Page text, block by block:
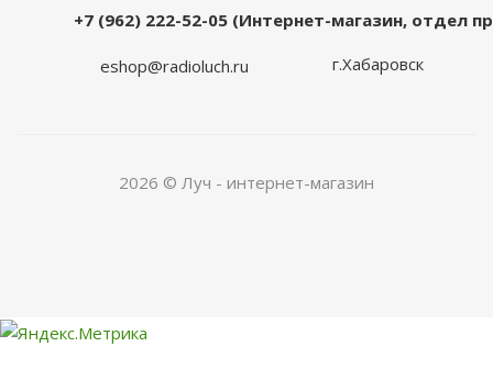
+7 (962) 222-52-05 (Интернет-магазин, отдел
eshop@radioluch.ru г.Хабаровск
2026 © Луч - интернет-магазин